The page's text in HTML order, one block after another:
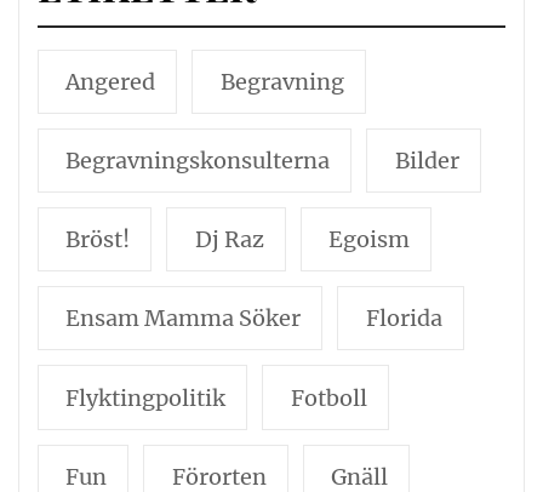
Angered Begravning
Begravningskonsulterna Bilder
Bröst! Dj Raz Egoism
Ensam Mamma Söker Florida
Flyktingpolitik Fotboll
Fun Förorten Gnäll